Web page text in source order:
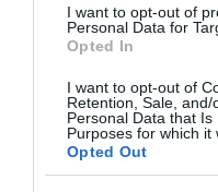
I want to opt-out of
Personal Data for
Opted In
I want to opt-out of
Retention, Sale,
Personal Data that
Purposes for which it
Opted Out